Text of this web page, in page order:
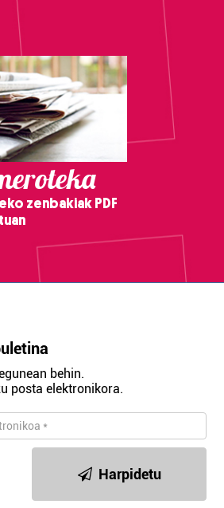
zenbakiak PDF
behin.
posta elektronikora.
Harpidetu